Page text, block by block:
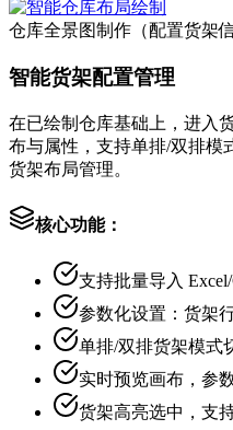
仓库全景图制作（配置货架信
智能货架配置管理
在已绘制仓库基础上，进入
布与属性，支持单排/双排模
货架布局管理。
核心功能：
支持批量导入
参数化设置：货架
单排/双排货架模式
实时预览画布，参
货架高亮选中，支